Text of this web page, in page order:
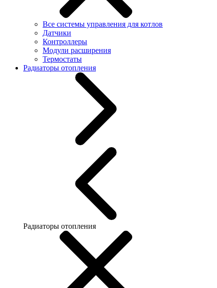
Все системы управления для котлов
Датчики
Контроллеры
Модули расширения
Термостаты
Радиаторы отопления
Радиаторы отопления